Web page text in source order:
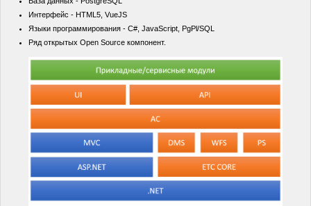
Интерфейс - HTML5, VueJS
Языки программирования - C#, JavaScript, PgPl/SQL
Ряд открытых Open Source компонент.